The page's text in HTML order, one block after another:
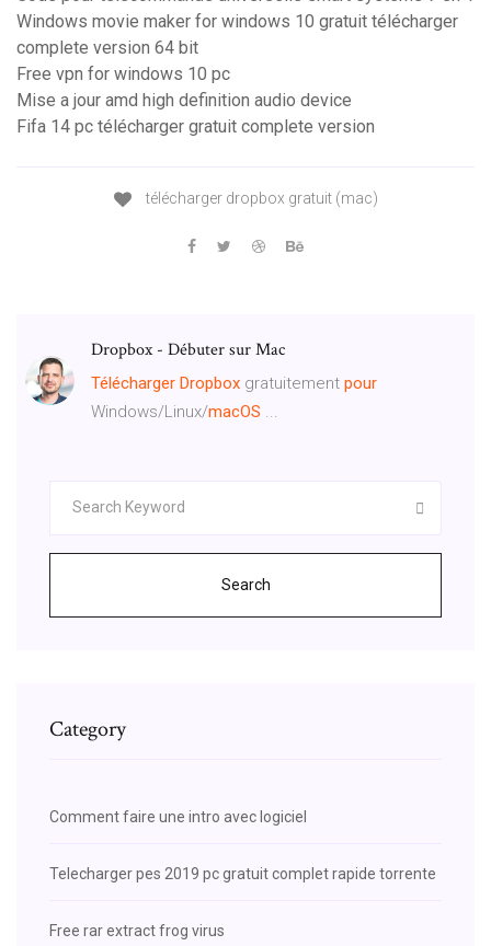
Windows movie maker for windows 10 gratuit télécharger
complete version 64 bit
Free vpn for windows 10 pc
Mise a jour amd high definition audio device
Fifa 14 pc télécharger gratuit complete version
télécharger dropbox gratuit (mac)
Dropbox - Débuter sur Mac
Télécharger Dropbox gratuitement pour
Windows/Linux/macOS ...
Search
Category
Comment faire une intro avec logiciel
Telecharger pes 2019 pc gratuit complet rapide torrente
Free rar extract frog virus